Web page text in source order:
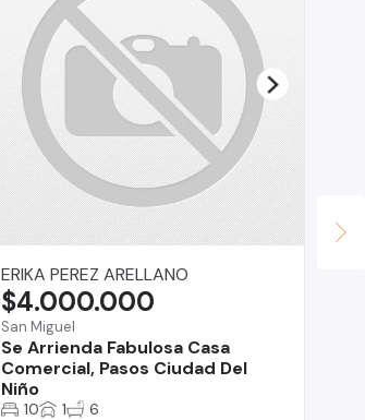
ERIKA PEREZ ARELLANO
San Miguel
Se Arrienda Fabulosa Casa
Comercial, Pasos Ciudad Del
Niño
$4.000.000
10 1 6